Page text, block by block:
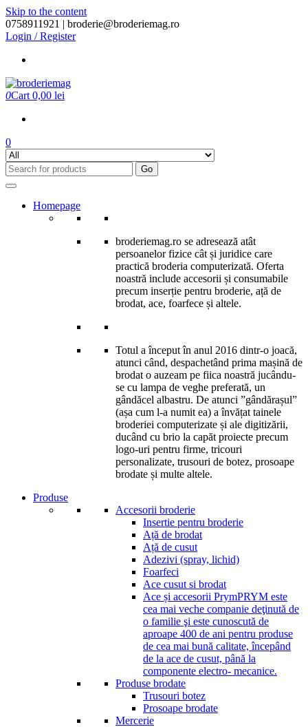
Skip to the content
0758911921 | broderie@broderiemag.ro
Login / Register
0Cart 0,00 lei
0
Go
Homepage
broderiemag.ro se adresează atât
persoanelor fizice cât și juridice care
practică broderia computerizată. Oferta
noastră include accesorii și consumabile
precum inserție pentru broderie, ață de
brodat, ace, foarfece și altele.
Totul a început în anul 2016 dintr-o joacă,
atunci când, despachetând prima mașină de
brodat o auzeam pe fiica noastră jucându-
se cu lampa de veghe preferată, un
gândăcel albastru. De atunci ”gândărașul”
(așa cum l-a numit ea) a învățat tainele
broderiei computerizate și ale digitizării,
ducând cu brio la capăt proiecte precum
logo-uri pentru firme, tricouri
personalizate, trusouri de botez, prosoape
brodate și multe altele.
Produse
Accesorii broderie
Insertie pentru broderie
Ață de brodat
Ață de cusut
Adezivi (spray, lichid)
Foarfeci
Ace cusut si brodat
Ace și accesorii PrymPRYM este
cea mai veche companie deţinută de
o familie şi este cunoscută de
aproape 400 de ani pentru produse
de cea mai bună calitate, începând
de la ace de cusut, până la
componente electro- mecanice.
Produse brodate
Trusouri botez
Prosoape brodate
Mercerie